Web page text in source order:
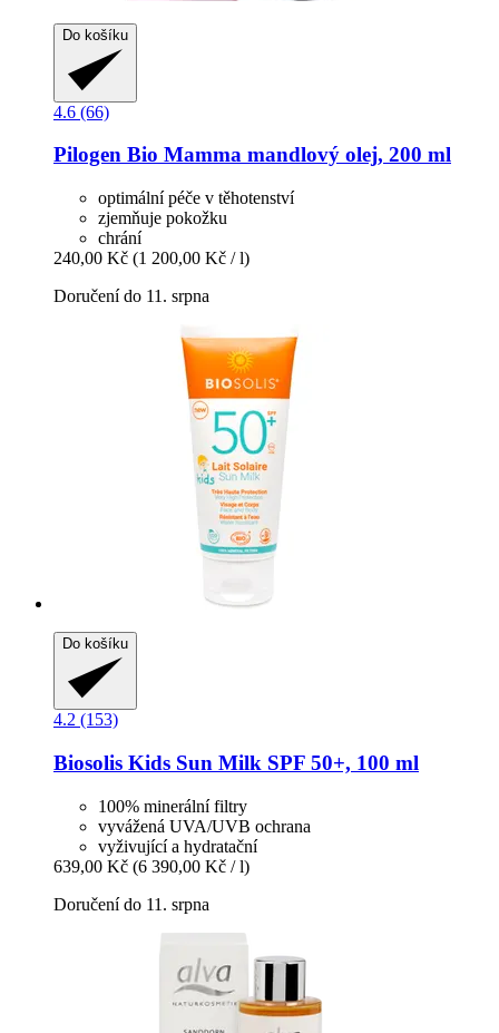
Do košíku
4.6 (66)
Pilogen Bio Mamma mandlový olej, 200 ml
optimální péče v těhotenství
zjemňuje pokožku
chrání
240,00 Kč (1 200,00 Kč / l)
Doručení do 11. srpna
Do košíku
4.2 (153)
Biosolis Kids Sun Milk SPF 50+, 100 ml
100% minerální filtry
vyvážená UVA/UVB ochrana
vyživující a hydratační
639,00 Kč (6 390,00 Kč / l)
Doručení do 11. srpna